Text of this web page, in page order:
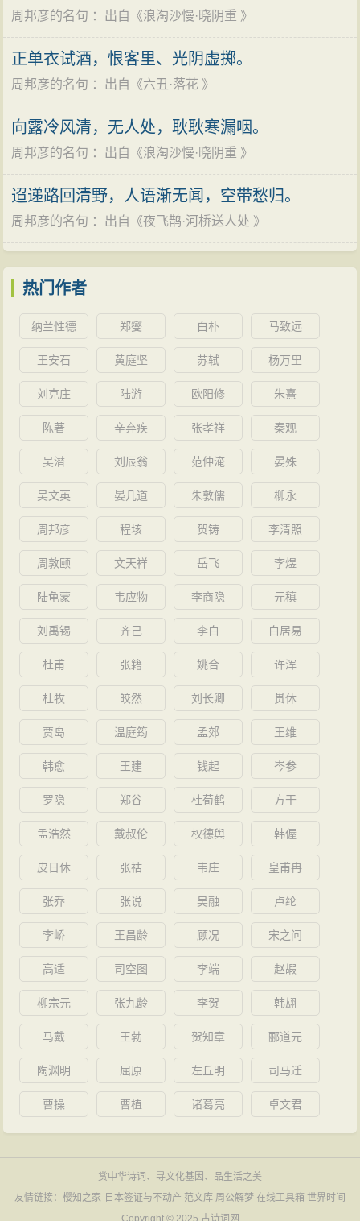
燎沉香，消溽暑。鸟雀呼晴，侵晓窥檐语。叶上初
后三句历来受人推崇，因为它传神地描摹出了雨后
初晴的清晨荷叶在水面迎风挺立那种动态的、疏朗而秀
空间的布列上，可谓极工致精巧。总之，周邦彦的词虽
说在题材和情感内涵方面没有提供更多的新东西，但在
为后人提供了许多经验。因此，南宋以后的姜夔、张
炎、周密、吴文英等人都十分推重周邦彦，有人甚至称
他为“二百年来以乐府独步”（陈郁《藏一话腴》）。直到
序》）。就连近代学者王国维，也把周邦彦比作“词中老
杜”（《清真先生遗事》）。这说明在词的艺术形式和语
周邦彦的名句 ：出自《浪淘沙慢·晓阴重 》
正单衣试酒，恨客里、光阴虚掷。
周邦彦的名句 ：出自《六丑·落花 》
向露冷风清，无人处，耿耿寒漏咽。
周邦彦的名句 ：出自《浪淘沙慢·晓阴重 》
迢递路回清野，人语渐无闻，空带愁归。
周邦彦的名句 ：出自《夜飞鹊·河桥送人处 》
热门作者
纳兰性德 郑燮 白朴 马致远
王安石 黄庭坚 苏轼 杨万里
刘克庄 陆游 欧阳修 朱熹
陈著 辛弃疾 张孝祥 秦观
吴潜 刘辰翁 范仲淹 晏殊
吴文英 晏几道 朱敦儒 柳永
周邦彦 程垓 贺铸 李清照
周敦颐 文天祥 岳飞 李煜
陆龟蒙 韦应物 李商隐 元稹
刘禹锡 齐己 李白 白居易
杜甫 张籍 姚合 许浑
杜牧 皎然 刘长卿 贯休
贾岛 温庭筠 孟郊 王维
韩愈 王建 钱起 岑参
罗隐 郑谷 杜荀鹤 方干
孟浩然 戴叔伦 权德舆 韩偓
皮日休 张祜 韦庄 皇甫冉
张乔 张说 吴融 卢纶
李峤 王昌龄 顾况 宋之问
高适 司空图 李端 赵嘏
柳宗元 张九龄 李贺 韩翃
马戴 王勃 贺知章 郦道元
陶渊明 屈原 左丘明 司马迁
曹操 曹植 诸葛亮 卓文君
赏中华诗词、寻文化基因、品生活之美
友情链接： 樱知之家-日本签证与不动产 范文库 周公解梦 在线工具箱 世界时间
Copyright © 2025 古诗词网